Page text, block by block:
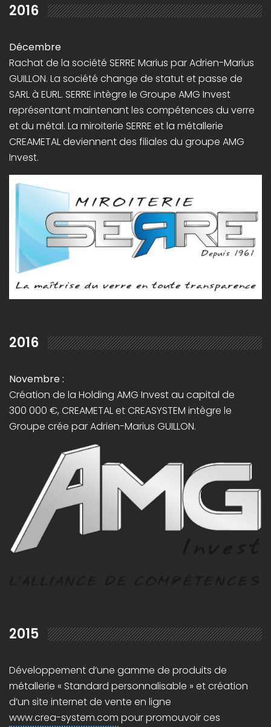
2016
Décembre
Rachat de la société SERRE Marius par Adrien-Marius
GUILLON. La société change de statut et passe de
SARL à EURL. SERRE intègre le Groupe AMG Invest
représentant maintenant les compétences du verre
et du métal. La miroiterie SERRE et la métallerie
CREAMETAL deviennent des filiales du groupe AMG
Invest.
2016
Novembre :
Création de la Holding AMG Invest au capital de
300 000 €, CREAMETAL et CREASYSTEM intègre le
Groupe crée par Adrien-Marius GUILLON.
2015
Développement d’une gamme de produits de
métallerie « Standard personnalisable » et création
d’un site internet de vente en ligne
www.crea-system.com pour promouvoir ces